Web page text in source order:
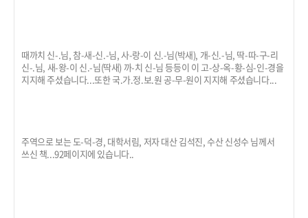
때까치 신-.님, 참-새-신.-님, 사-랑-이 신.-님(박새), 개-신.-님, 딱-따-구-리
신-.님, 새-왕-이 신.-님(딱새) 까-치 신-님 등등이 이 고-상-옥-황-심-인-경을
지지해 주셨습니다...또한 국.가.정.보.원 공-무-원이 지지해 주셨습니다...
주역으로 보는 도-덕-경, 대학서림, 저자 대산 김석진, 수산 신성수 님께서
쓰신 책...92페이지에 있습니다..